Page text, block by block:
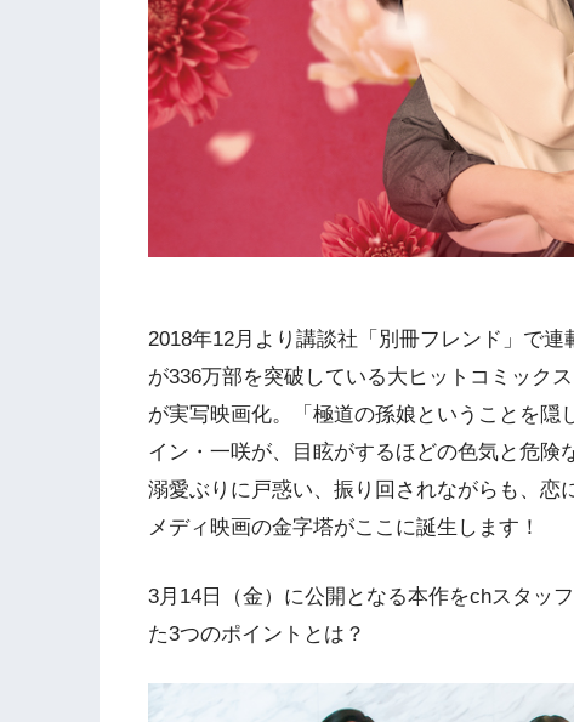
2018年12月より講談社「別冊フレンド」で
が336万部を突破している大ヒットコミック
が実写映画化。「極道の孫娘ということを隠
イン・一咲が、目眩がするほどの色気と危
溺愛ぶりに戸惑い、振り回されながらも、恋
メディ映画の金字塔がここに誕生します！
3月14日（金）に公開となる本作をchスタッ
た3つのポイントとは？